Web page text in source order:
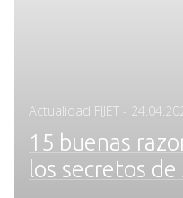
Actualidad FIJET - Posted
15 buenas
los secretos